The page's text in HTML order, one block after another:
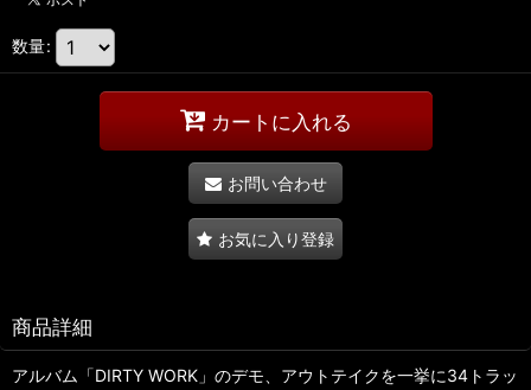
数量:
カートに入れる
お問い合わせ
お気に入り登録
商品詳細
アルバム「DIRTY WORK」のデモ、アウトテイクを一挙に34トラッ